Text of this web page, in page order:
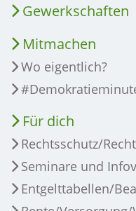
Gewerkschaften
Mitmachen
Wo eigentlich?
Für dich
Rechtsschutz/
Seminare und
Entgelttabellen/